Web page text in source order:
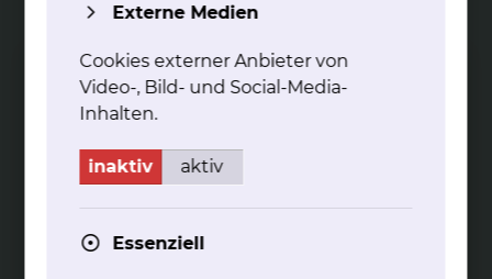
Phy­sio­the­ra­pie am Stand­ort
Salz­dah­lu­mer Stra­ße
Unser physiotherapeutisches Angebot am Standort
Externe Medien
Cookies externer Anbieter von
Video-, Bild- und Social-Media-
Inhalten.
inaktiv aktiv
Essenziell